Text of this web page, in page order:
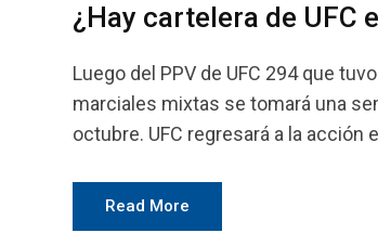
¿Hay cartelera de UFC
Luego del PPV de UFC 294 que
marciales mixtas se tomará una
octubre. UFC regresará a la acción
Read More